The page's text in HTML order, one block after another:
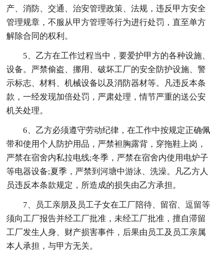
产、消防、交通、治安管理政策、法规，违反甲方安全
管理规章，不服从甲方管理等行为进行处罚，直至单方
解除合同的权利。
5、乙方在工作过程当中，要爱护甲方的各种设施、
设备。严禁偷盗、挪用、破坏工厂的安全防护设施、警
示标志、材料、机械设备以及消防器材等。凡违反本条
款，一经发现加倍处罚，严肃处理，情节严重的送公安
机关处理。
6、乙方必须遵守劳动纪律，在工作中按规定正确佩
带和使用个人防护用品，严禁袒胸露背，穿拖鞋上岗，
严禁在宿舍内私拉电线;冬季，严禁在宿舍内使用电炉子
等电器设备;夏季，严禁到河塘中游泳、洗澡。凡乙方人
员违反本条款规定，所造成的损失由乙方承担。
7、员工亲朋及员工子女在工厂陪待、留宿、逗留等
须向工厂报告并经工厂批准，未经工厂批准，擅自滞留
工厂发生人身、财产损害事件，后果由员工及员工亲属
本人承担，与甲方无关。